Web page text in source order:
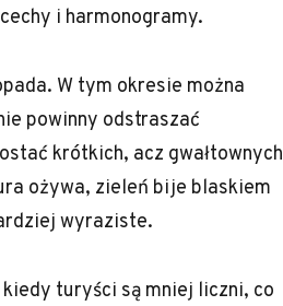
i harmonogramy.
W tym okresie można
powinny odstraszać
krótkich, acz gwałtownych
ożywa, zieleń bije blaskiem
wyraziste.
turyści są mniej liczni, co